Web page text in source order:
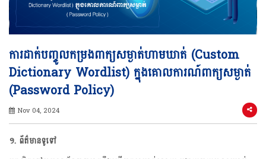
ការដាក់បញ្ចូលកម្រងពាក្យសម្ងាត់ហាមឃាត់ (Custom
Dictionary Wordlist) ក្នុងគោលការណ៍ពាក្យសម្ងាត់
(Password Policy)
Nov 04, 2024
១. ព័ត៌មានទូទៅ